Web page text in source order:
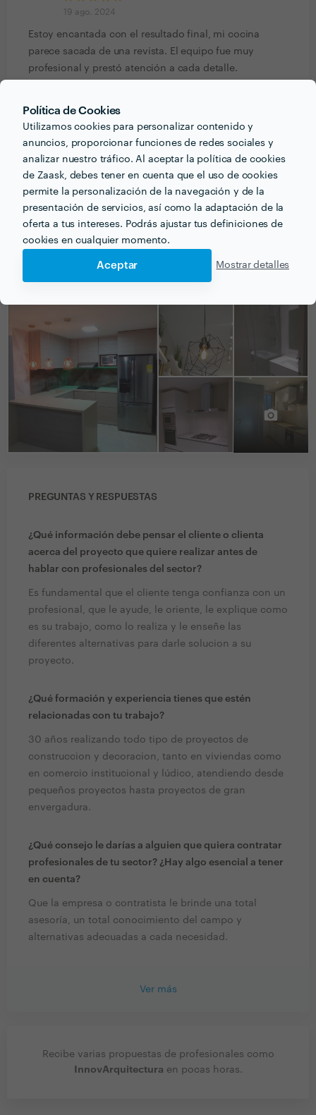
Política de Cookies
Utilizamos cookies para personalizar contenido y
anuncios, proporcionar funciones de redes sociales y
analizar nuestro tráfico. Al aceptar la política de cookies
de Zaask, debes tener en cuenta que el uso de cookies
permite la personalización de la navegación y de la
presentación de servicios, así como la adaptación de la
oferta a tus intereses. Podrás ajustar tus definiciones de
cookies en cualquier momento.
Aceptar Mostrar detalles
19 ago. 2024
Estoy encantada con el resultado final, mi cocina
parece sacada de una revista. El equipo fue muy
profesional y prestó atención a cada detalle.
Delly Giraldo
Trabajo realizado fuera de la plataforma
Muy buena, son serios y muy puntuales además de
profesional
PREGUNTAS Y RESPUESTAS
¿Qué información debe pensar el cliente o clienta
acerca del proyecto que quiere realizar antes de
hablar con profesionales del sector?
Es fundamental que el cliente tenga confianza con un
profesional, que le ayude, le oriente, le explique como
es su trabajo, como lo realiza y le enseñe las
diferentes alternativas para darle solucion a su
proyecto.
¿Qué formación y experiencia tienes que estén
relacionadas con tu trabajo?
30 años realizando todo tipo de proyectos de
construccion y decoracion, tanto en viviendas como
en comercio institucional y lúdico, atendiendo desde
pequeños proyectos hasta proyectos de gran
envergadura.
¿Qué consejo le darías a alguien que quiera contratar
profesionales de tu sector? ¿Hay algo esencial a tener
en cuenta?
Que la empresa o contratista le brinde una total
asesoría, un total conocimiento del campo y
alternativas adecuadas a cada necesidad.
Ver más
Recibe varias propuestas de profesionales como
InnovArquitectura en pocas horas.